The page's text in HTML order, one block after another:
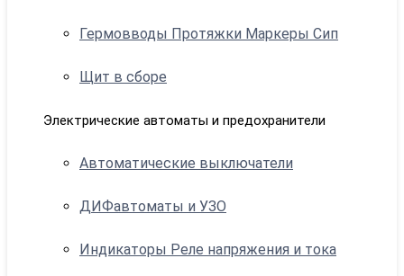
Гермовводы Протяжки Маркеры Сип
Щит в сборе
Электрические автоматы и предохранители
Автоматические выключатели
ДИФавтоматы и УЗО
Индикаторы Реле напряжения и тока